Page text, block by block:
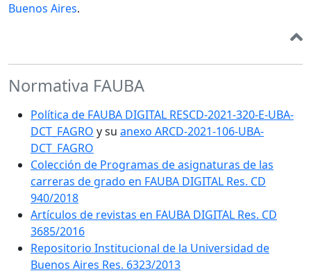
Buenos Aires.
Normativa FAUBA
Política de FAUBA DIGITAL RESCD-2021-320-E-UBA-
DCT_FAGRO y su anexo ARCD-2021-106-UBA-
DCT_FAGRO
Colección de Programas de asignaturas de las
carreras de grado en FAUBA DIGITAL Res. CD
940/2018
Artículos de revistas en FAUBA DIGITAL Res. CD
3685/2016
Repositorio Institucional de la Universidad de
Buenos Aires Res. 6323/2013